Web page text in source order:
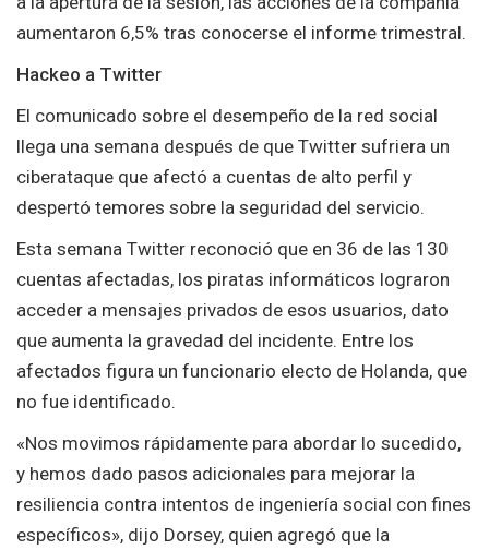
aumentaron 6,5% tras conocerse el informe trimestral.
Hackeo a Twitter
El comunicado sobre el desempeño de la red social
llega una semana después de que Twitter sufriera un
ciberataque que afectó a cuentas de alto perfil y
despertó temores sobre la seguridad del servicio.
Esta semana Twitter reconoció que en 36 de las 130
cuentas afectadas, los piratas informáticos lograron
acceder a mensajes privados de esos usuarios, dato
que aumenta la gravedad del incidente. Entre los
afectados figura un funcionario electo de Holanda, que
no fue identificado.
«Nos movimos rápidamente para abordar lo sucedido,
y hemos dado pasos adicionales para mejorar la
resiliencia contra intentos de ingeniería social con fines
específicos», dijo Dorsey, quien agregó que la